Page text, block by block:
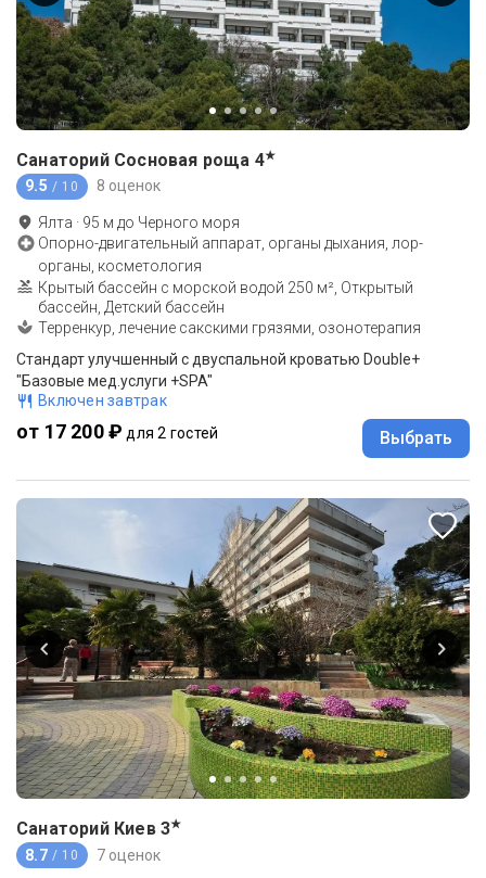
Санаторий Сосновая роща 4★
9.5 / 10 8 оценок
Ялта · 95 м до Черного моря
Опорно-двигательный аппарат, органы дыхания, лор-
органы, косметология
Крытый бассейн с морской водой 250 м², Открытый
бассейн, Детский бассейн
Терренкур, лечение сакскими грязями, озонотерапия
Стандарт улучшенный с двуспальной кроватью Double+
"Базовые мед.услуги +SPA"
Включен завтрак
от 17 200 ₽ для 2 гостей Выбрать
Санаторий Киев 3★
8.7 / 10 7 оценок